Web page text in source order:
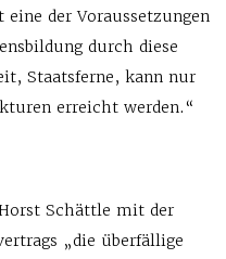
der Voraussetzungen
durch diese
Staatsferne, kann nur
erreicht werden.“
Schättle mit der
„die überfällige